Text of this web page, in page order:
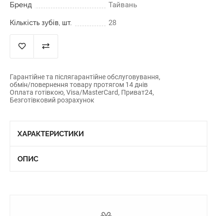
Бренд Тайвань
Кількість зубів, шт. 28
Гарантійне та післягарантійне обслуговування,
обмін/повернення товару протягом 14 днів
Оплата готівкою, Visa/MasterCard, Приват24,
Безготівковий розрахунок
ХАРАКТЕРИСТИКИ
ОПИС